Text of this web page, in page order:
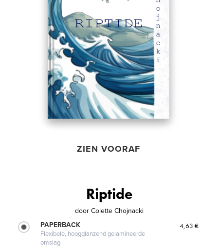
ZIEN VOORAF
Riptide
door Colette Chojnacki
PAPERBACK
Flexibele, hoogglanzend gelamineerde
omslag
4,63 €